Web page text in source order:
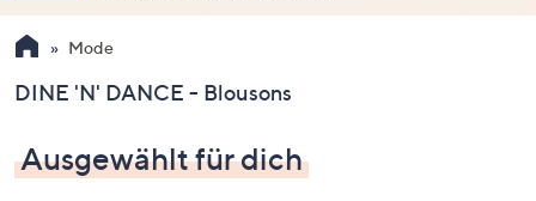
verwenden
Sie
Pfeiltasten
oben
und
Mode
DINE 'N' DANCE - Blousons
Ausgewählt für dich